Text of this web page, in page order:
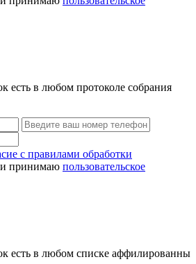
есть в любом протоколе собрания
с правилами обработки
принимаю пользовательское
есть в любом списке аффилированны